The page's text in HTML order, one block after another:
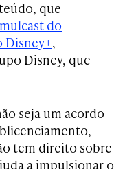
que
do
Disney+,
Disney, que
seja um acordo
tem direito sobre
a impulsionar o